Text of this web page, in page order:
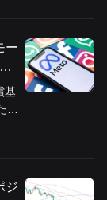
高まり続けてお
力に支える要因
ー
補
基
ジ